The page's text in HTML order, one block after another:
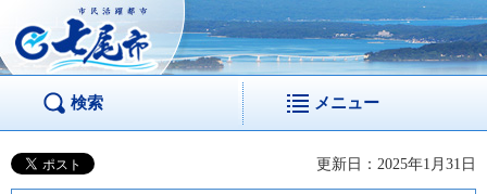
市民活躍都市 七尾
市
検索 メニュー
更新日：2025年1月31日